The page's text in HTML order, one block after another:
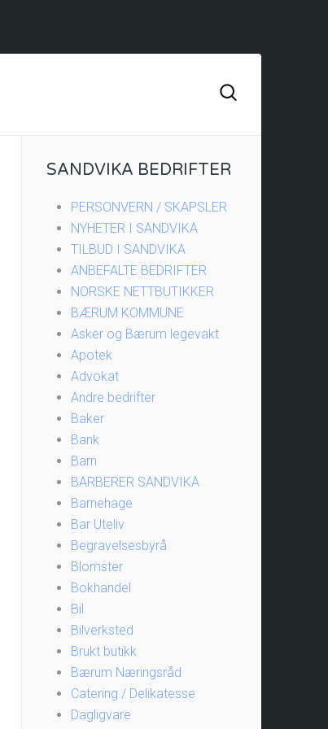
SANDVIKA BEDRIFTER
PERSONVERN / SKAPSLER
NYHETER I SANDVIKA
TILBUD I SANDVIKA
ANBEFALTE BEDRIFTER
NORSKE NETTBUTIKKER
BÆRUM KOMMUNE
Asker og Bærum legevakt
Apotek
Advokat
Andre bedrifter
Baker
Bank
Barn
BARBERER SANDVIKA
Barnehage
Bar Uteliv
Begravelsesbyrå
Blomster
Bokhandel
Bil
Bilverksted
Brukt butikk
Bærum Næringsråd
Catering / Delikatesse
Dagligvare